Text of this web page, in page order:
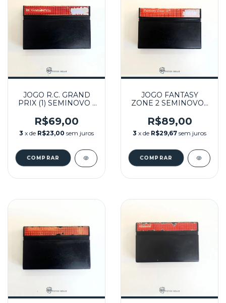
JOGO R.C. GRAND
PRIX (1) SEMINOVO -
R$69,00
3 x de R$23,00 sem juros
JOGO FANTASY
ZONE 2 SEMINOVO -
R$89,00
3 x de R$29,67 sem juros